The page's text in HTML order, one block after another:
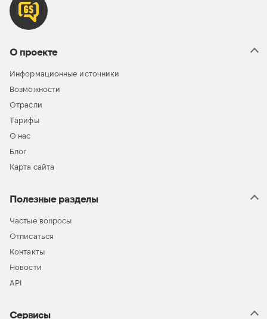
О проекте
Информационные источники
Возможности
Отрасли
Тарифы
О нас
Блог
Карта сайта
Полезные разделы
Частые вопросы
Отписаться
Контакты
Новости
API
Сервисы